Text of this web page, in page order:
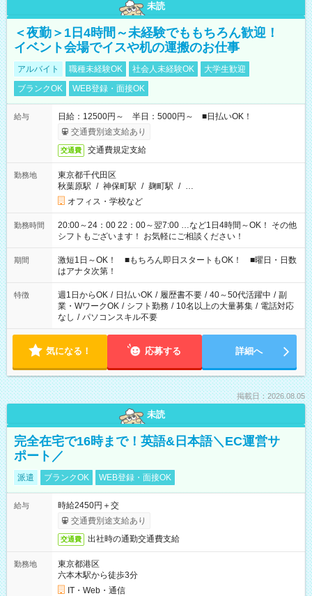
未読
＜夜勤＞1日4時間～未経験でももちろん歓迎！
イベント会場でイスや机の運搬のお仕事
アルバイト 職種未経験OK 社会人未経験OK
大学生歓迎
ブランクOK
WEB登録・面接OK
給与
日給：12500円～ 半日：5000円～ ■日払いOK！
交通費別途支給あり
交通費 交通費規定支給
勤務地
東京都千代田区
秋葉原駅 / 神保町駅 / 麹町駅 / …
オフィス・学校など
勤務時間
20:00～24：00 22：00～翌7:00 …など1日4時間～OK！ その他
シフトもございます！ お気軽にご相談ください！
期間
激短1日～OK！ ■もちろん即日スタートもOK！ ■曜日・日数
はアナタ次第！
特徴 週1日からOK / 日払いOK / 履歴書不要 / 40～50代活躍中 / 副
業・WワークOK / シフト勤務 / 10名以上の大量募集 / 電話対応
なし / パソコンスキル不要
気になる！ 応募する 詳細へ
掲載日：2026.08.05
未読
完全在宅で16時まで！英語&日本語＼EC運営サ
ポート／
派遣 ブランクOK WEB登録・面接OK
給与
時給2450円＋交
交通費別途支給あり
交通費 出社時の通勤交通費支給
勤務地
東京都港区
六本木駅から徒歩3分
IT・Web・通信